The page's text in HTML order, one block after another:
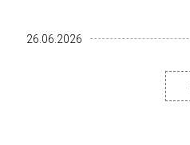
26.06.2026